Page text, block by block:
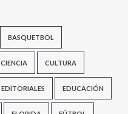
BASQUETBOL
CIENCIA CULTURA
EDITORIALES EDUCACIÓN